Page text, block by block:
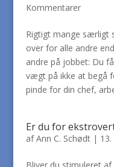
Kommentarer
Rigtigt mange særligt
over for alle andre
andre på jobbet: Du
vægt på ikke at begå
pinde for din chef,
Er du for
afAnn C. Schødt|